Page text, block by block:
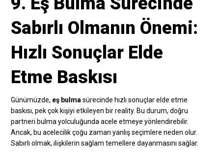
Sabırlı Olmanın Önemi:
Hızlı Sonuçlar Elde
Etme Baskısı
Günümüzde, eş bulma sürecinde hızlı sonuçlar elde etme
baskısı, pek çok kişiyi etkileyen bir reality. Bu durum, doğru
partneri bulma yolculuğunda acele etmeye yönlendirebilir.
Ancak, bu acelecilik çoğu zaman yanlış seçimlere neden olur.
Sabırlı olmak, ilişkilerin sağlam temellere dayanmasını sağlar.